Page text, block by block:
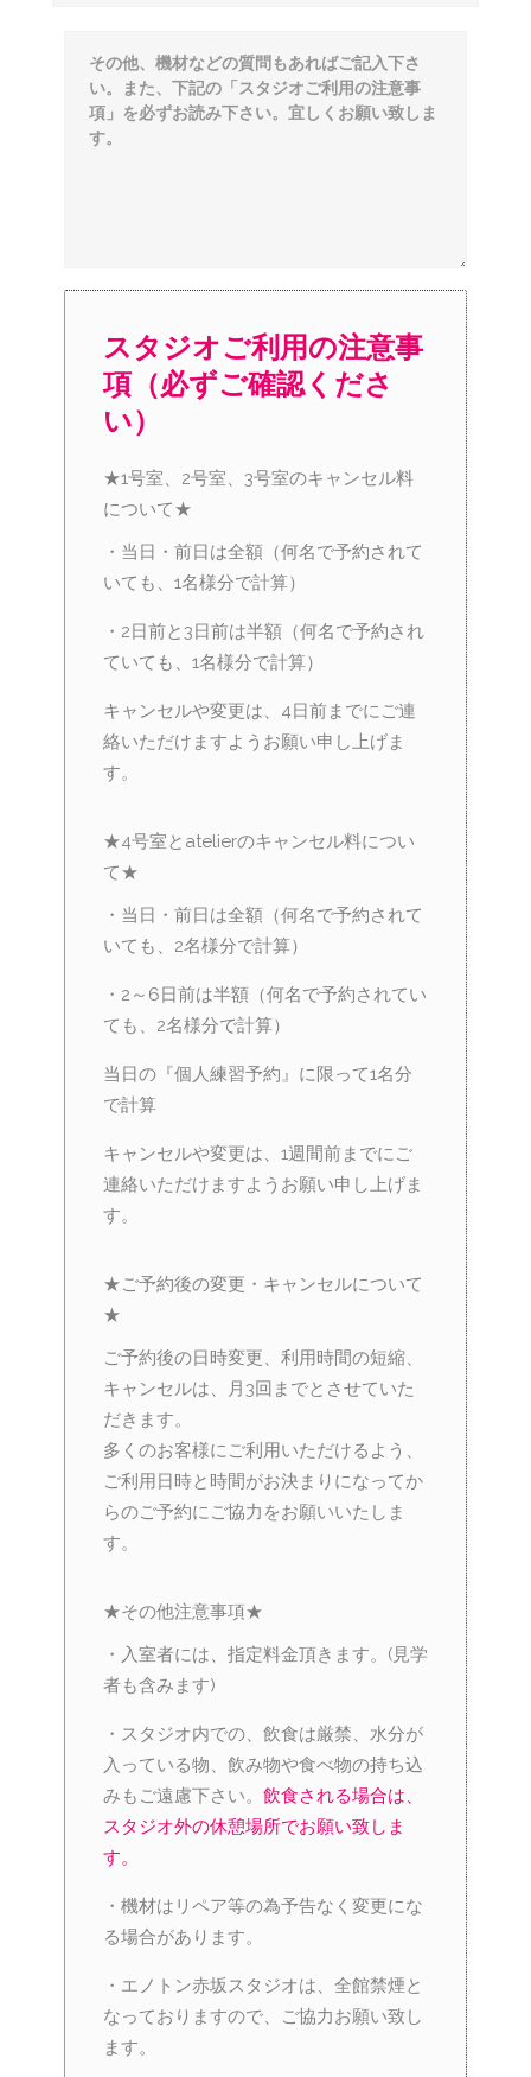
スタジオご利用の注意事
項（必ずご確認くださ
い）
★1号室、2号室、3号室のキャンセル料
について★
・当日・前日は全額（何名で予約されて
いても、1名様分で計算）
・2日前と3日前は半額（何名で予約され
ていても、1名様分で計算）
キャンセルや変更は、4日前までにご連
絡いただけますようお願い申し上げま
す。
★4号室とatelierのキャンセル料につい
て★
・当日・前日は全額（何名で予約されて
いても、2名様分で計算）
・2～6日前は半額（何名で予約されてい
ても、2名様分で計算）
当日の『個人練習予約』に限って1名分
で計算
キャンセルや変更は、1週間前までにご
連絡いただけますようお願い申し上げま
す。
★ご予約後の変更・キャンセルについて
★
ご予約後の日時変更、利用時間の短縮、
キャンセルは、月3回までとさせていた
だきます。
多くのお客様にご利用いただけるよう、
ご利用日時と時間がお決まりになってか
らのご予約にご協力をお願いいたしま
す。
★その他注意事項★
・入室者には、指定料金頂きます。(見学
者も含みます)
・スタジオ内での、飲食は厳禁、水分が
入っている物、飲み物や食べ物の持ち込
みもご遠慮下さい。 飲食される場合は、
スタジオ外の休憩場所でお願い致しま
す。
・機材はリペア等の為予告なく変更にな
る場合があります。
・エノトン赤坂スタジオは、全館禁煙と
なっておりますので、ご協力お願い致し
ます。